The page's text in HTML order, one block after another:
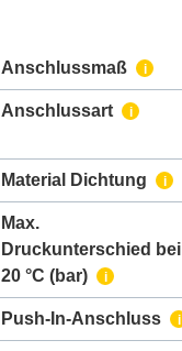
Anschlussmaß i
Anschlussart i
Material Dichtung i
Max.
Druckunterschied bei
20 °C (bar)
i
Push-In-Anschluss i